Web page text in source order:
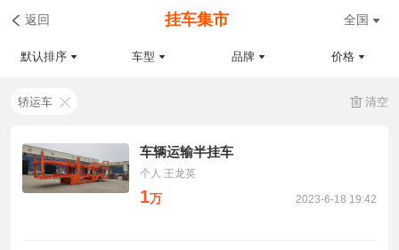
返回 挂车集市 全国
默认排序 车型 品牌 价格
轿运车 清空
车辆运输半挂车
个人 王龙英
1万 2023-6-18 19:42